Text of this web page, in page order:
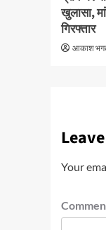
खुलासा,
गिरफ्तार
आकाश
Your